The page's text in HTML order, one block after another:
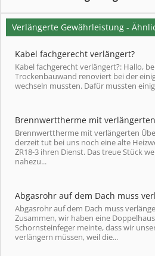
Verlängerte Gewährleistung -
Kabel fachgerecht verlängert?
Kabel fachgerecht verlängert?: Hallo,
Trockenbauwand renoviert bei der
wechseln mussten. Dafür mussten
Brennwerttherme mit
Brennwerttherme mit verlängerten
derzeit tut bei uns noch eine alte
ZR18-3 ihren Dienst. Das treue Stück
nahezu...
Abgasrohr auf dem Dach muss
Abgasrohr auf dem Dach muss
Zusammen, wir haben eine
Schornsteinfeger meinte, dass wir
verlängern müssen, weil die...